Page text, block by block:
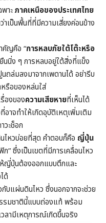
าะภาคเหนือของประเทศไทย
าเป็นพื้นที่ที่มีความเสี่ยงค่อนข้าง
คัญคือ “การหลบภัยใต้โต๊ะหรือ
นนิ่ง ๆ การหลบอยู่ใต้สิ่งที่แข็ง
ถล่มลงมาจากเพดานได้ อย่ารีบ
หรือของหล่นใส่
องของความเสียหายที่เห็นได้
ที่อาจทำให้เกิดอุบัติเหตุเพิ่มเติม
วะช็อก
ไหวบ่อยที่สุด คำตอบก็คือ ญี่ปุ่น
” ซึ่งเป็นเขตที่มีการเคลื่อนไหว
ห้ญี่ปุ่นต้องออกแบบตึกและ
ด้
บแผ่นดินไหว ซึ่งนอกจากจะช่วย
รมชาตินี้แบบถ่องแท้ พร้อม
ลามีเหตุการณ์เกิดขึ้นจริง